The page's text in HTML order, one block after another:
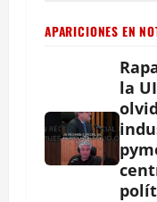
APARICIONES EN
la